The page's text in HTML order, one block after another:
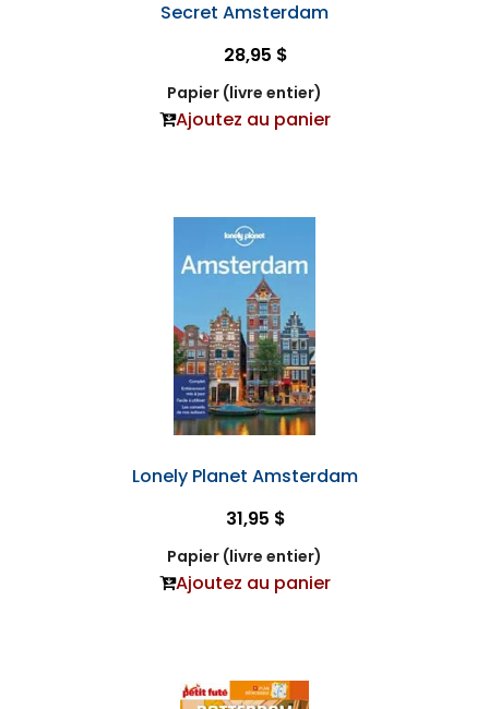
Secret Amsterdam
28,95 $
Papier (livre entier)
Ajoutez au panier
Lonely Planet Amsterdam
31,95 $
Papier (livre entier)
Ajoutez au panier